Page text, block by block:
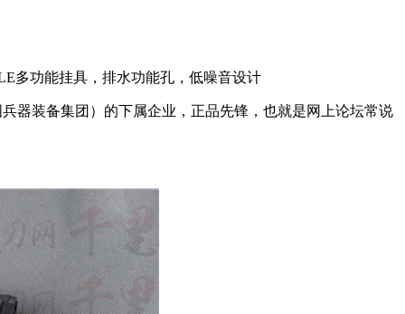
多功能挂具，排水功能孔，低噪音设计
器装备集团）的下属企业，正品先锋，也就是网上论坛常说